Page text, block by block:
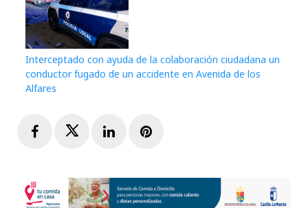
Interceptado con ayuda de la colaboración ciudadana un
conductor fugado de un accidente en Avenida de los
Alfares
FacebookTwitterLinkedInPinterest